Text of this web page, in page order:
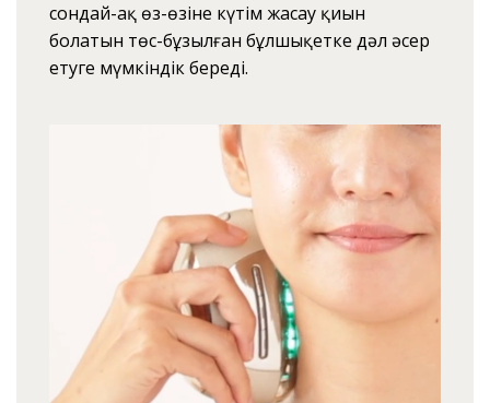
сондай-ақ өз-өзіне күтім жасау қиын
болатын төс-бұзылған бұлшықетке дәл әсер
етуге мүмкіндік береді.